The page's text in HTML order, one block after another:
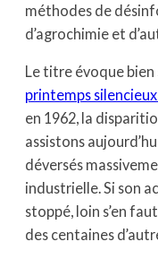
méthodes de
d’agrochimie et
Le titre évoque
printemps silencieux
en 1962, la
assistons
déversés
industrielle. Si son
stoppé, loin s’en
des centaines